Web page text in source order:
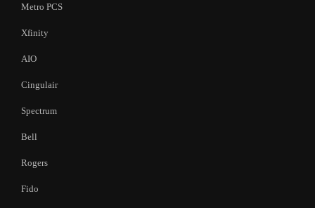
Metro PCS
Xfinity
AIO
Cingulair
Spectrum
Bell
Rogers
Fido